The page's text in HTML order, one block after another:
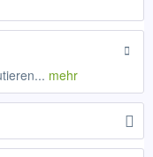
mehr